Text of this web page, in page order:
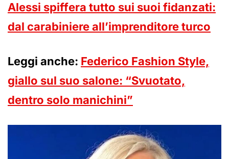
Alessi spiffera tutto sui suoi fidanzati:
dal carabiniere all’imprenditore turco
Leggi anche: Federico Fashion Style,
giallo sul suo salone: “Svuotato,
dentro solo manichini”